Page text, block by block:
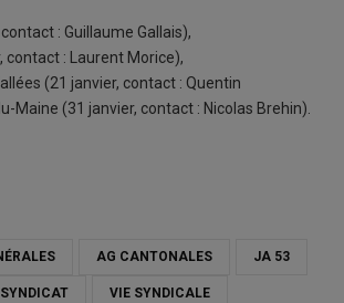
: Guillaume Gallais),
contact : Laurent Morice),
(21 janvier, contact : Quentin
Maine (31 janvier, contact : Nicolas Brehin).
AG CANTONALES JA 53
SYNDICAT VIE SYNDICALE